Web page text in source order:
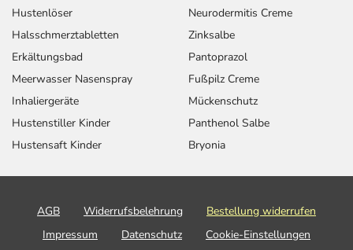
Hustenlöser
Halsschmerztabletten
Erkältungsbad
Meerwasser Nasenspray
Inhaliergeräte
Hustenstiller Kinder
Hustensaft Kinder
Neurodermitis Creme
Zinksalbe
Pantoprazol
Fußpilz Creme
Mückenschutz
Panthenol Salbe
Bryonia
AGB Widerrufsbelehrung
Bestellung widerrufen
Impressum
Datenschutz
Cookie-Einstellungen